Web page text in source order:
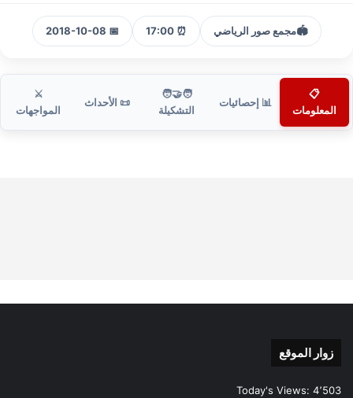
🏟️مجمع صور الرياضي ⏰ 17:00
📅 2018-10-08
📋
المعلومات
📊 إحصائيات
🧑‍🤝‍🧑
التشكيلة
📜 الأحداث
⚔️
المواجهات
زوار الموقع
Today's Views: 4٬503